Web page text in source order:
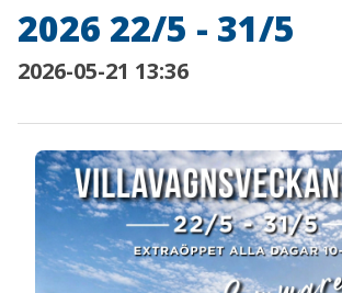
2026 22/5 - 31/5
2026-05-21 13:36